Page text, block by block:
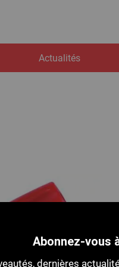
Actualités
Abonnez-vous
dernières